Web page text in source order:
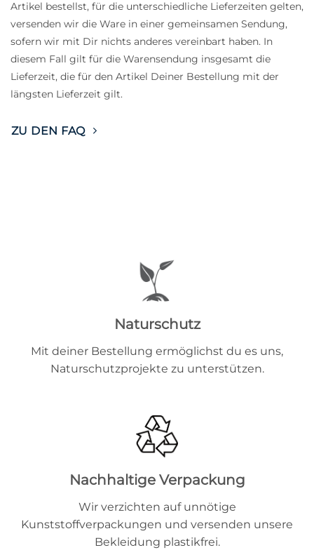
Artikel bestellst, für die unterschiedliche Lieferzeiten gelten,
versenden wir die Ware in einer gemeinsamen Sendung,
sofern wir mit Dir nichts anderes vereinbart haben. In
diesem Fall gilt für die Warensendung insgesamt die
Lieferzeit, die für den Artikel Deiner Bestellung mit der
längsten Lieferzeit gilt.
ZU DEN FAQ
Naturschutz
Mit deiner Bestellung ermöglichst du es uns,
Naturschutzprojekte zu unterstützen.
Nachhaltige Verpackung
Wir verzichten auf unnötige
Kunststoffverpackungen und versenden unsere
Bekleidung plastikfrei.